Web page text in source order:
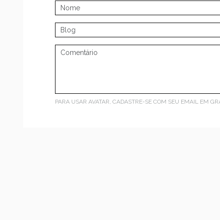
PARA USAR AVATAR, CADASTRE-SE COM SEU EMAIL EM